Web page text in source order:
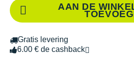
AAN DE
Gratis levering
6.00 € de cashback